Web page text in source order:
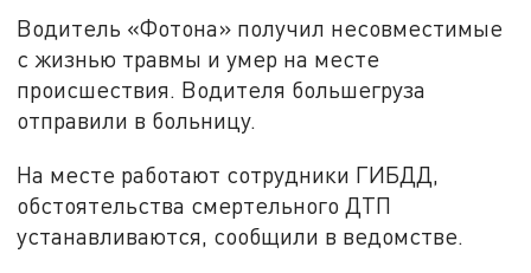
Водитель «Фотона» получил несовместимые
с жизнью травмы и умер на месте
происшествия. Водителя большегруза
отправили в больницу.
На месте работают сотрудники ГИБДД,
обстоятельства смертельного ДТП
устанавливаются, сообщили в ведомстве.